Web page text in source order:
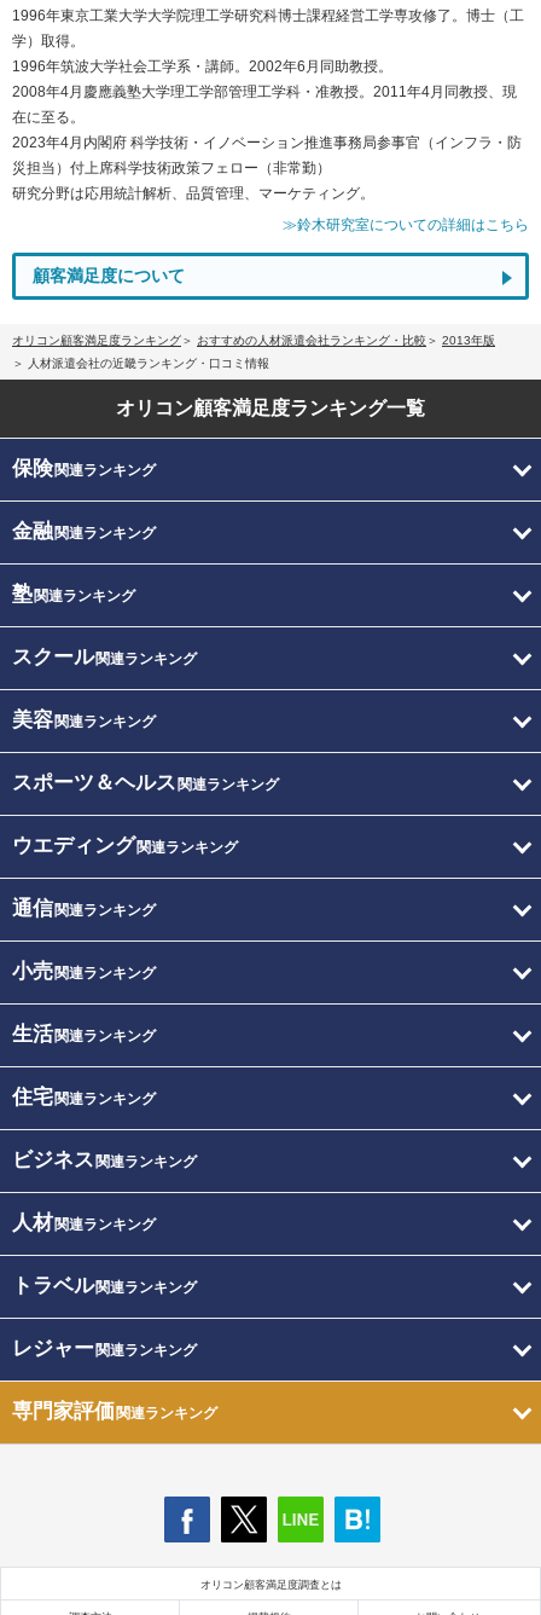
1996年東京工業大学大学院理工学研究科博士課程経営工学専攻修了。博士（工
学）取得。
1996年筑波大学社会工学系・講師。2002年6月同助教授。
2008年4月慶應義塾大学理工学部管理工学科・准教授。2011年4月同教授、現
在に至る。
2023年4月内閣府 科学技術・イノベーション推進事務局参事官（インフラ・防
災担当）付上席科学技術政策フェロー（非常勤）
研究分野は応用統計解析、品質管理、マーケティング。
≫鈴木研究室についての詳細はこちら
顧客満足度について
オリコン顧客満足度ランキング おすすめの人材派遣会社ランキング・比較
2013年版
人材派遣会社の近畿ランキング・口コミ情報
オリコン顧客満足度ランキング一覧
保険関連ランキング
金融関連ランキング
塾関連ランキング
スクール関連ランキング
美容関連ランキング
スポーツ＆ヘルス 関連ランキング
ウエディング関連ランキング
通信関連ランキング
小売関連ランキング
生活関連ランキング
住宅関連ランキング
ビジネス 関連ランキング
人材関連ランキング
トラベル関連ランキング
レジャー関連ランキング
専門家評価関連ランキング
オリコン顧客満足度調査とは